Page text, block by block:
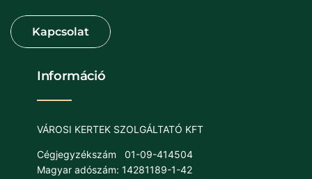
Információ
VÁROSI KERTEK SZOLGÁLTATÓ KFT
Cégjegyzékszám
01-09-414504
Magyar adószám: 14281189-1-42